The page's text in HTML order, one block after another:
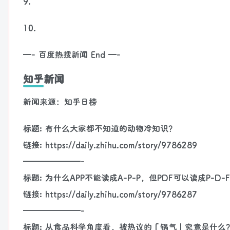
10.
—- 百度热搜新闻 End —-
知乎新闻
新闻来源：知乎日榜
标题: 有什么大家都不知道的动物冷知识？
链接: https://daily.zhihu.com/story/9786289
———————-
标题: 为什么APP不能读成A-P-P，但PDF可以读成P-D-
链接: https://daily.zhihu.com/story/9786287
———————-
标题: 从食品科学角度看，被热议的「锅气」究竟是什么